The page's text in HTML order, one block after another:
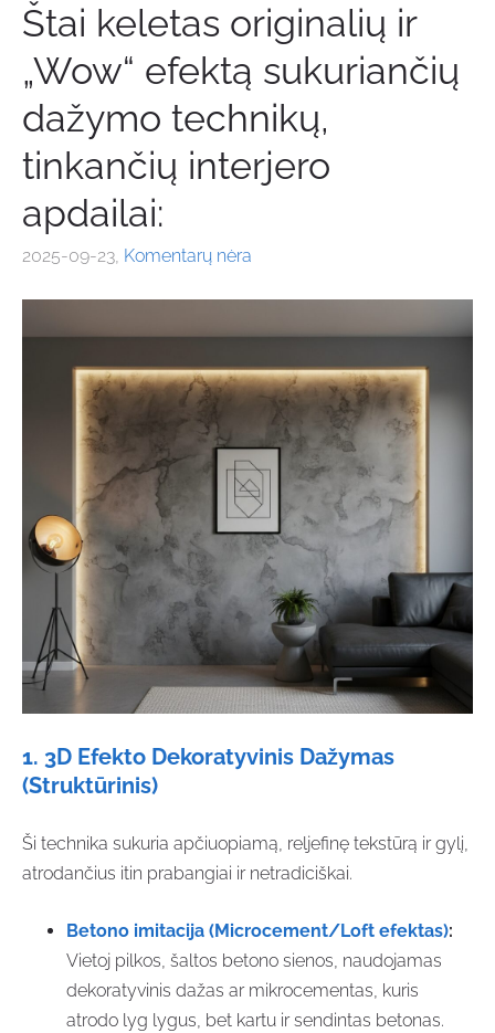
Štai keletas originalių ir
„Wow“ efektą sukuriančių
dažymo technikų,
tinkančių interjero
apdailai:
2025-09-23, Komentarų nėra
1. 3D Efekto Dekoratyvinis Dažymas
(Struktūrinis)
Ši technika sukuria apčiuopiamą, reljefinę tekstūrą ir gylį,
atrodančius itin prabangiai ir netradiciškai.
Betono imitacija (Microcement/Loft efektas):
Vietoj pilkos, šaltos betono sienos, naudojamas
dekoratyvinis dažas ar mikrocementas, kuris
atrodo lyg lygus, bet kartu ir sendintas betonas.